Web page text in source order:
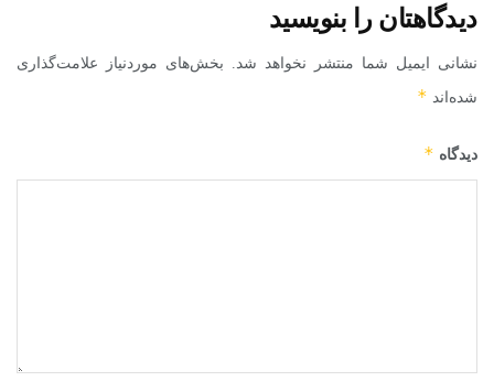
دیدگاهتان را بنویسید
نشانی ایمیل شما منتشر نخواهد شد. بخش‌های موردنیاز علامت‌گذاری
شده‌اند *
دیدگاه *